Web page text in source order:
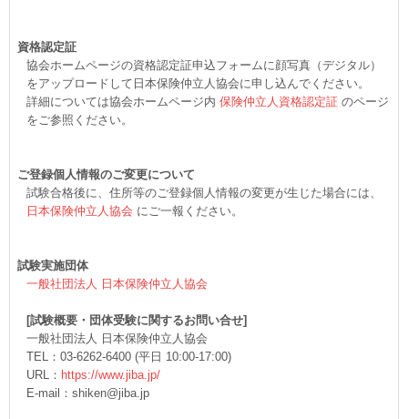
資格認定証
協会ホームページの資格認定証申込フォームに顔写真（デジタル）
をアップロードして日本保険仲立人協会に申し込んでください。
詳細については協会ホームページ内 保険仲立人資格認定証 のページ
をご参照ください。
ご登録個人情報のご変更について
試験合格後に、住所等のご登録個人情報の変更が生じた場合には、
日本保険仲立人協会 にご一報ください。
試験実施団体
一般社団法人 日本保険仲立人協会
[試験概要・団体受験に関するお問い合せ]
一般社団法人 日本保険仲立人協会
TEL：03-6262-6400 (平日 10:00-17:00)
URL： https://www.jiba.jp/
E-mail：shiken@jiba.jp